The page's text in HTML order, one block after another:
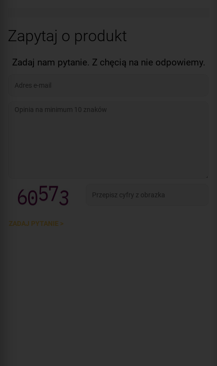
Zapytaj o produkt
Zadaj nam pytanie. Z chęcią na nie odpowiemy.
ZADAJ PYTANIE >